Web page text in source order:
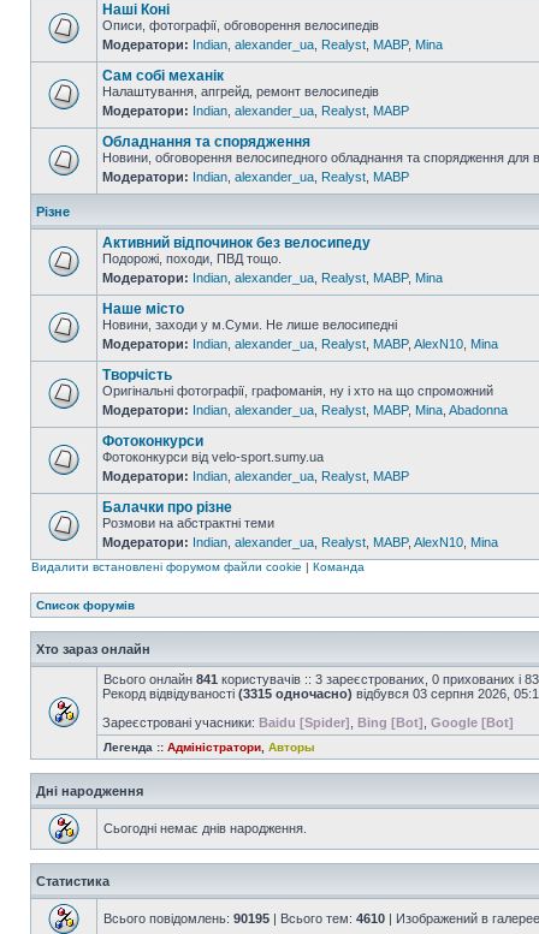
Наші Коні
Описи, фотографії, обговорення велосипедів
Модератори: Indian alexander_ua Realyst MABP, Mina
Сам собі механік
Налаштування, апгрейд, ремонт велосипедів
Модератори: Indian alexander_ua Realyst MABP
Обладнання та спорядження
Новини, обговорення велосипедного обладнання та спорядження для
Модератори: Indian alexander_ua Realyst MABP
Різне
Активний відпочинок без велосипеду
Подорожі, походи, ПВД тощо.
Модератори: Indian alexander_ua Realyst MABP, Mina
Наше місто
Новини, заходи у м.Суми. Не лише велосипедні
Модератори: Indian alexander_ua Realyst MABP, AlexN10 Mina
Творчість
Оригінальні фотографії, графоманія, ну і хто на що спроможний
Модератори: Indian alexander_ua Realyst MABP, Mina Abadonna
Фотоконкурси
Фотоконкурси від velo-sport.sumy.ua
Модератори: Indian alexander_ua Realyst MABP
Балачки про різне
Розмови на абстрактні теми
Модератори: Indian alexander_ua Realyst MABP, AlexN10 Mina
Видалити встановлені форумом файли cookie | Команда
Список форумів
Хто зараз онлайн
Всього онлайн 841 користувачів :: 3 зареєстрованих, 0 прихованих і
Рекорд відвідуваності (3315 одночасно) відбувся 03 серпня 2026,
Зареєстровані учасники: Baidu [Spider] Bing [Bot] Google [Bot]
Легенда :: Адміністратори Авторы
Дні народження
Сьогодні немає днів народження.
Статистика
Всього повідомлень: 90195 | Всього тем: 4610 | Изображений в